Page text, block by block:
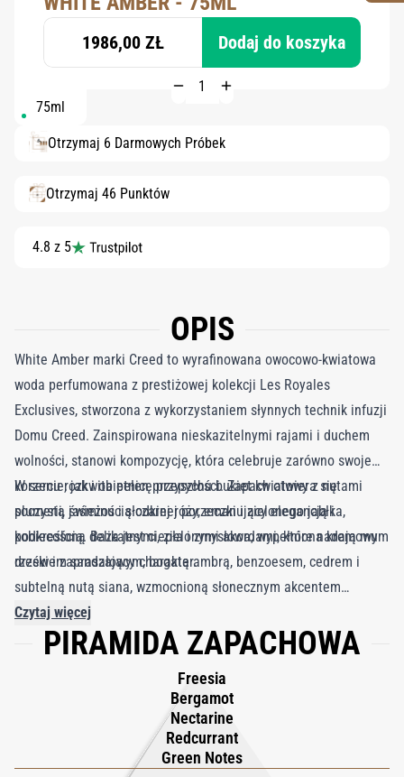
1986,00 ZŁ Dodaj do koszyka
75ml
Otrzymaj 6 Darmowych Próbek
Otrzymaj 46 Punktów
4.8 z 5
OPIS
White Amber marki Creed to wyrafinowana owocowo-kwiatowa
woda perfumowana z prestiżowej kolekcji Les Royales
Exclusives, stworzona z wykorzystaniem słynnych technik infuzji
Domu Creed. Zainspirowana nieskazitelnymi rajami i duchem
wolności, stanowi kompozycję, która celebruje zarówno swoje
korzenie, jak i obietnicę przyszłości. Zapach otwiera się
soczystą świeżością czarnej porzeczki i zielonego jabłka,
podkreśloną delikatnymi, zielonymi akordami, które nadają mu
rześki i zapraszający charakter.
W sercu rozkwita pełen przepychu bukiet kwiatowy z nutami
plumerii, jaśminu i słodkiej róży, emanujący elegancją i
kobiecością. Baza jest ciepła i zmysłowa, wypełniona kremowym
drzewem sandałowym, bogatą ambrą, benzoesem, cedrem i
subtelną nutą siana, wzmocnioną słonecznym akcentem
nadającym kompozycji świetlistości. Wyrafinowany, a
jednocześnie pełen swobody, White Amber to wieczorna uczta
promiennego i tajemniczego, co doskonale dopracowanego.
Czytaj więcej
PIRAMIDA ZAPACHOWA
Freesia
Bergamot
Nectarine
Redcurrant
Green Notes